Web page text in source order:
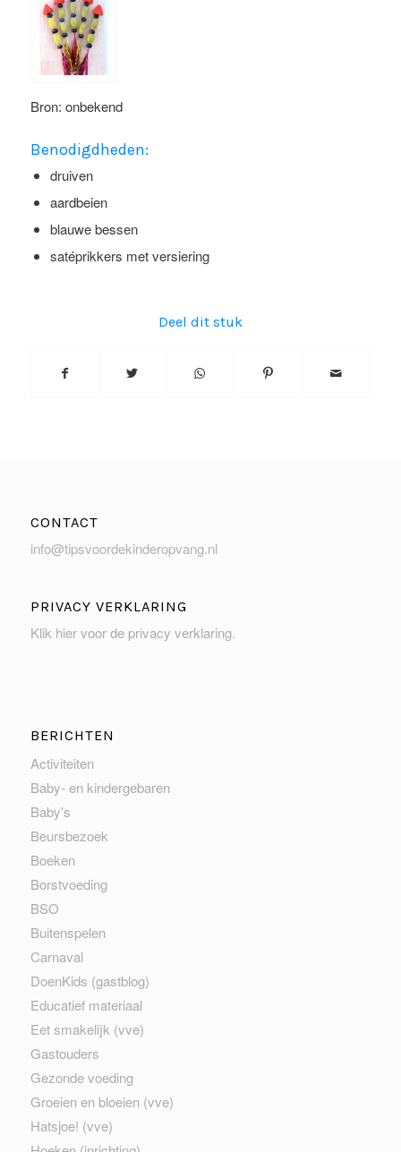
Bron: onbekend
Benodigdheden:
druiven
aardbeien
blauwe bessen
satéprikkers met versiering
Deel dit stuk
CONTACT
info@tipsvoordekinderopvang.nl
PRIVACY VERKLARING
Klik hier voor de privacy verklaring.
BERICHTEN
Activiteiten
Baby- en kindergebaren
Baby's
Beursbezoek
Boeken
Borstvoeding
BSO
Buitenspelen
Carnaval
DoenKids (gastblog)
Educatief materiaal
Eet smakelijk (vve)
Gastouders
Gezonde voeding
Groeien en bloeien (vve)
Hatsjoe! (vve)